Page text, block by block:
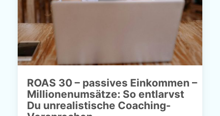
ROAS 30 – passives Einkommen –
Millionenumsätze: So entlarvst
Du unrealistische Coaching-